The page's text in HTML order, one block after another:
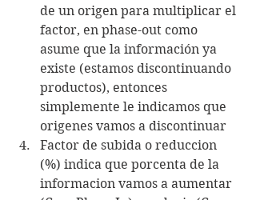
de un origen para multiplicar el
factor, en phase-out como
asume que la información ya
existe (estamos discontinuando
productos), entonces
simplemente le indicamos que
origenes vamos a discontinuar
Factor de subida o reduccion
(%) indica que porcenta de la
informacion vamos a aumentar